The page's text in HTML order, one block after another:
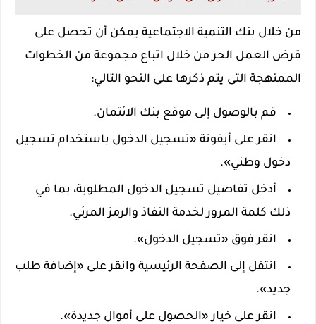
من خلال بنك التنمية الاجتماعية يمكن أن تحصل على
قرض العمل الحر من خلال اتباع مجموعة من الخطوات
الممنهجة التى يتم ذكرها على النحو التالي:
قم بالوصول إلى موقع بنك الائتمان.
انقر على أيقونة «تسجيل الدخول باستخدام تسجيل
دخول وطني».
أدخل تفاصيل تسجيل الدخول المطلوبة، بما في
ذلك كلمة المرور لخدمة النفاذ والرمز المرئي.
انقر فوق «تسجيل الدخول».
انتقل إلى الصفحة الرئيسية وانقر على «إضافة طلب
جديد».
انقر على خيار «الحصول على أموال جديدة».